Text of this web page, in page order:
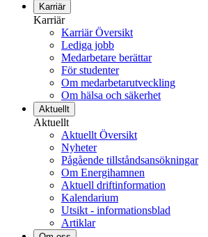
Karriär
Karriär
Karriär Översikt
Lediga jobb
Medarbetare berättar
För studenter
Om medarbetarutveckling
Om hälsa och säkerhet
Aktuellt
Aktuellt
Aktuellt Översikt
Nyheter
Pågående tillståndsansökningar
Om Energihamnen
Aktuell driftinformation
Kalendarium
Utsikt - informationsblad
Artiklar